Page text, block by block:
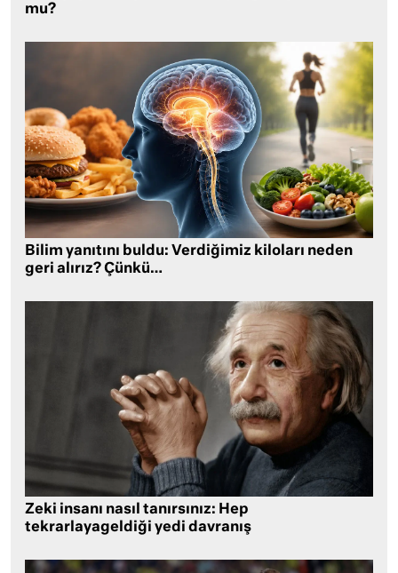
mu?
Bilim yanıtını buldu: Verdiğimiz kiloları neden
geri alırız? Çünkü…
Zeki insanı nasıl tanırsınız: Hep
tekrarlayageldiği yedi davranış